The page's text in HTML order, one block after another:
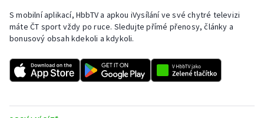
Rychlobruslení
Rychlostní kanoistika
Short track
Sportovní střelba
S mobilní aplikací, HbbTV a apkou iVysílání ve své chytré televizi
máte ČT sport vždy po ruce. Sledujte přímé přenosy, články a
bonusový obsah kdekoli a kdykoli.